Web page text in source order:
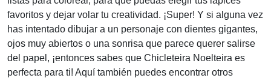
favoritos y dejar volar tu creatividad. ¡Super! Y si alguna vez
has intentado dibujar a un personaje con dientes gigantes,
ojos muy abiertos o una sonrisa que parece querer salirse
del papel, ¡entonces sabes que Chicleteira Noelteira es
perfecta para ti! Aquí también puedes encontrar otros